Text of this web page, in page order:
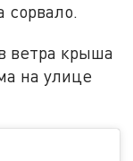
сорвало.
ветра крыша
на улице